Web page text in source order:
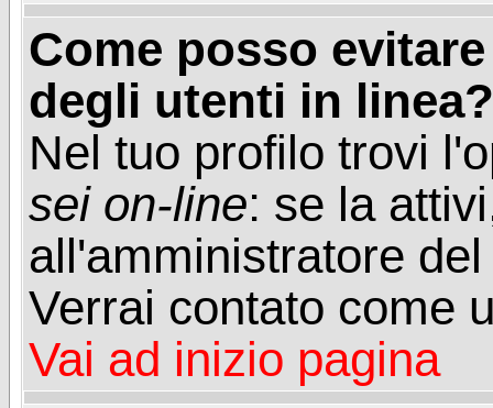
Come posso
degli utenti in linea?
Nel tuo profilo trovi
sei on-line: se la
all'amministratore
Verrai contato come
Vai ad inizio pagina